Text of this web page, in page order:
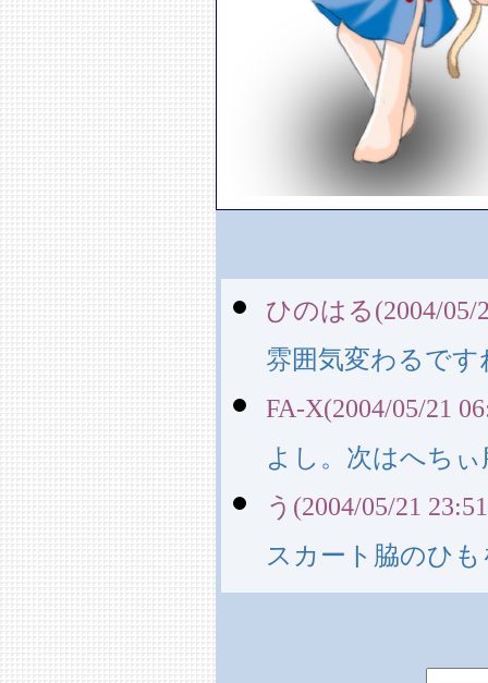
ひのはる(2004/05/
雰囲気変わるで
FA-X(2004/05/21
よし。次はへち
う(2004/05/21
スカート脇のひ